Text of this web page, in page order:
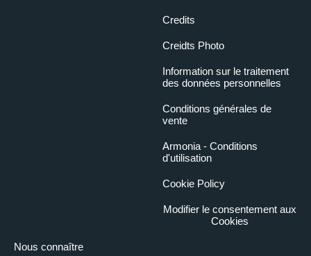
Nous connaître
Credits
Creidts Photo
Information sur le traitement
des données personnelles
Conditions générales de
vente
Armonia - Conditions
d'utilisation
Cookie Policy
Modifier le consentement aux
Cookies